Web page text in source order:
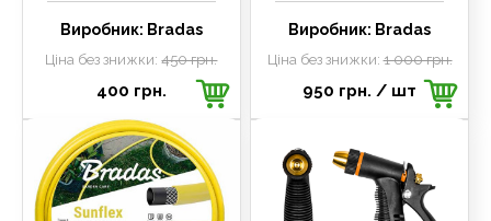
Виробник: Bradas
Ціна без знижки:450 грн.
400 грн.
Виробник: Bradas
Ціна без знижки:1 000 грн.
950 грн. / шт